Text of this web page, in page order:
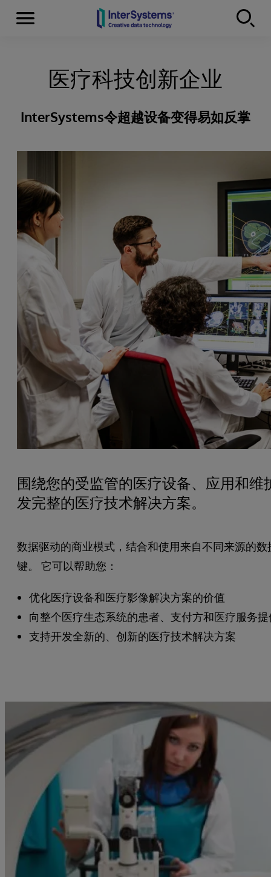
Skip to content
Menu
医疗科技创新企业
InterSystems令超越设备变得易如反掌
围绕您的受监管的医疗设备、应用和
发完整的医疗技术解决方案。
数据驱动的商业模式，结合和使用来自不同来源的
键。 它可以帮助您：
优化医疗设备和医疗影像解决方案的价值
向整个医疗生态系统的患者、支付方和医疗服务
支持开发全新的、创新的医疗技术解决方案